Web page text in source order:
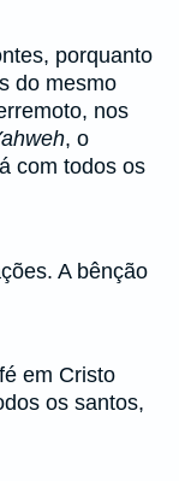
porquanto
do mesmo
nos
, o
com todos os
A bênção
em Cristo
os santos,